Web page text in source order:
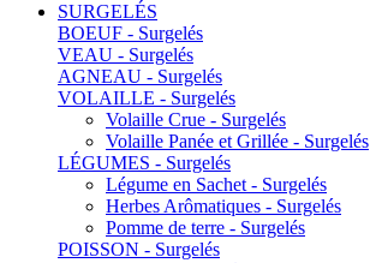
SURGELÉS
BOEUF - Surgelés
VEAU - Surgelés
AGNEAU - Surgelés
VOLAILLE - Surgelés
Volaille Crue - Surgelés
Volaille Panée et Grillée - Surgelés
LÉGUMES - Surgelés
Légume en Sachet - Surgelés
Herbes Arômatiques - Surgelés
Pomme de terre - Surgelés
POISSON - Surgelés